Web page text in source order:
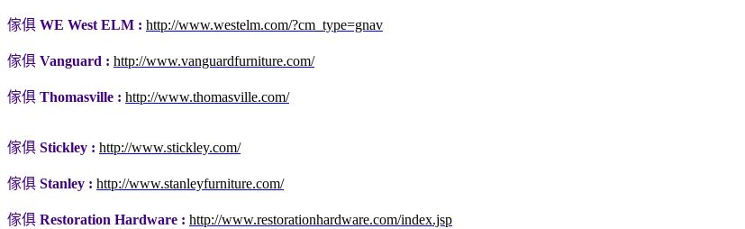
傢俱 WE West ELM : http://www.westelm.com/?cm_type=gnav
傢俱 Vanguard : http://www.vanguardfurniture.com/
傢俱 Thomasville : http://www.thomasville.com/
傢俱 Stickley : http://www.stickley.com/
傢俱 Stanley : http://www.stanleyfurniture.com/
傢俱 Restoration Hardware : http://www.restorationhardware.com/index.jsp